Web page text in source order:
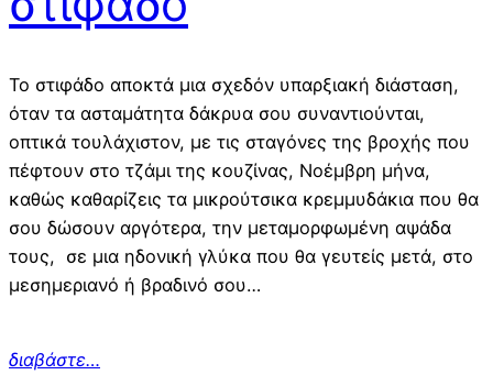
Το στιφάδο αποκτά μια σχεδόν υπαρξιακή διάσταση,
όταν τα ασταμάτητα δάκρυα σου συναντιούνται,
οπτικά τουλάχιστον, με τις σταγόνες της βροχής που
πέφτουν στο τζάμι της κουζίνας, Νοέμβρη μήνα,
καθώς καθαρίζεις τα μικρούτσικα κρεμμυδάκια που θα
σου δώσουν αργότερα, την μεταμορφωμένη αψάδα
τους, σε μια ηδονική γλύκα που θα γευτείς μετά, στο
μεσημεριανό ή βραδινό σου…
διαβάστε…